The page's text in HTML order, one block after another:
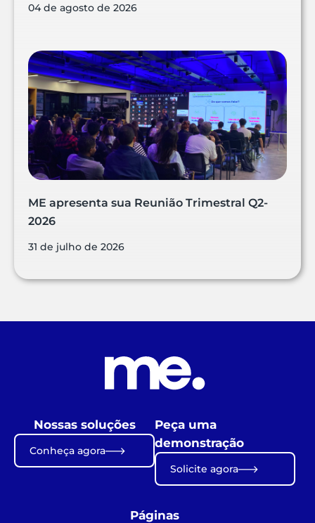
04 de agosto de 2026
ME apresenta sua Reunião Trimestral Q2-
2026
31 de julho de 2026
Nossas soluções
Conheça agora
Peça uma
demonstração
Solicite agora
Páginas